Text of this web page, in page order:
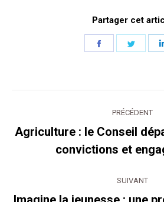
Partager cet
Partager
article
PRÉCÉDENT
Article
Agriculture : le Conseil
convictions et
SUIVANT